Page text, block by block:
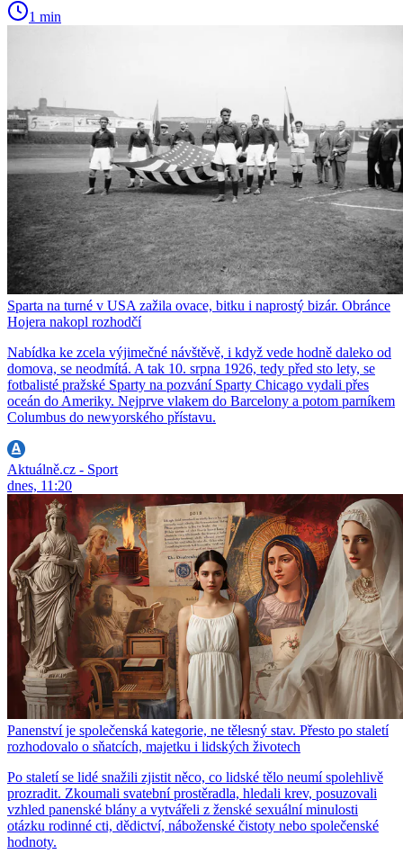
1 min
Sparta na turné v USA zažila ovace, bitku i naprostý bizár. Obránce
Hojera nakopl rozhodčí
Nabídka ke zcela výjimečné návštěvě, i když vede hodně daleko od
domova, se neodmítá. A tak 10. srpna 1926, tedy před sto lety, se
fotbalisté pražské Sparty na pozvání Sparty Chicago vydali přes
oceán do Ameriky. Nejprve vlakem do Barcelony a potom parníkem
Columbus do newyorského přístavu.
Aktuálně.cz - Sport
dnes, 11:20
Panenství je společenská kategorie, ne tělesný stav. Přesto po staletí
rozhodovalo o sňatcích, majetku i lidských životech
Po staletí se lidé snažili zjistit něco, co lidské tělo neumí spolehlivě
prozradit. Zkoumali svatební prostěradla, hledali krev, posuzovali
vzhled panenské blány a vytvářeli z ženské sexuální minulosti
otázku rodinné cti, dědictví, náboženské čistoty nebo společenské
hodnoty.